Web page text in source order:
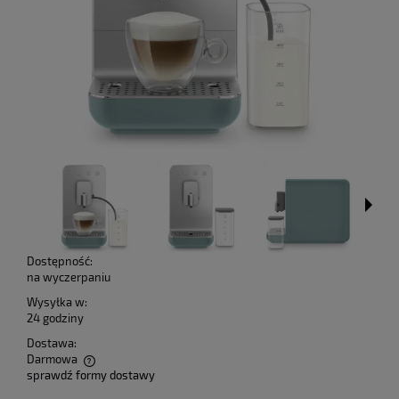
Dostępność:
na wyczerpaniu
Wysyłka w:
24 godziny
Dostawa:
Darmowa
Cena nie zawiera ewentualnych kosztów płatności
sprawdź formy dostawy